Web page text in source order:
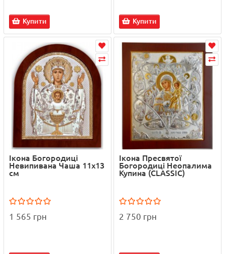
Купити Купити
Ікона Богородиці
Невипивана Чаша 11х13
см
1 565 грн
Ікона Пресвятої
Богородиці Неопалима
Купина (CLASSIC)
2 750 грн